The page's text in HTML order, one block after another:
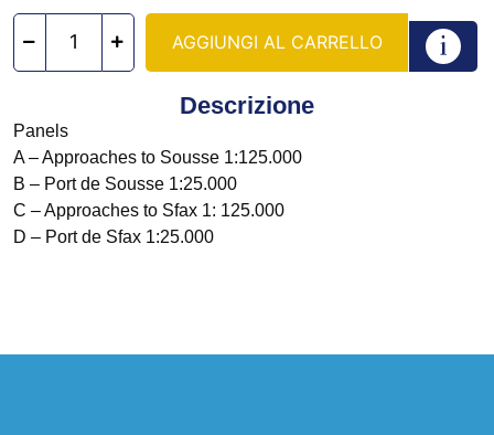
AGGIUNGI AL CARRELLO
Descrizione
Panels
A – Approaches to Sousse 1:125.000
B – Port de Sousse 1:25.000
C – Approaches to Sfax 1: 125.000
D – Port de Sfax 1:25.000